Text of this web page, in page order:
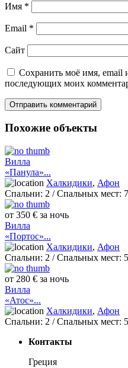
Имя *
Email *
Сайт
Сохранить моё имя, email
последующих моих
Похожие объекты
Вилла
«Панула»...
Халкидики, Афон
Спальни: 2 / Спальных мест: 7
от 350 € за ночь
Вилла
«Портос»...
Халкидики, Афон
Спальни: 2 / Спальных мест: 5
от 280 € за ночь
Вилла
«Атос»...
Халкидики, Афон
Спальни: 2 / Спальных мест: 5
Контакты
Греция